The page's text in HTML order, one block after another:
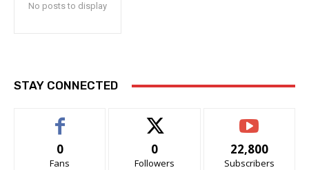
No posts to display
STAY CONNECTED
0
Fans
0
Followers
22,800
Subscribers